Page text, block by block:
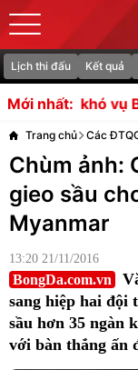
Lịch thi đấu Kết quả
Mới nhất:
vì mức giá
Trang chủ Các
Chùm ảnh:
gieo sầu
Myanmar
13:20 21/11/2016
BongDa.com.vn
sang hiệp hai đội
sầu hơn 35 ngàn
với bàn thắng ấn